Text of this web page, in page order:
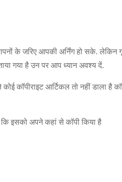
के जरिए आपकी अर्निंग हो सके.
गया है उन पर आप ध्यान अवश्य दें.
आर्टिकल तो नहीं डाला है
इसको अपने कहां से कॉपी किया है